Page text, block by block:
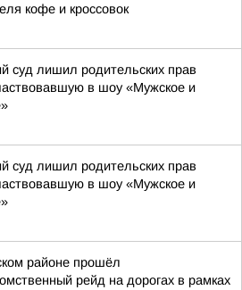
кофе и кроссовок
суд лишил родительских прав
в шоу «Мужское и
суд лишил родительских прав
в шоу «Мужское и
районе прошёл
рейд на дорогах в рамках